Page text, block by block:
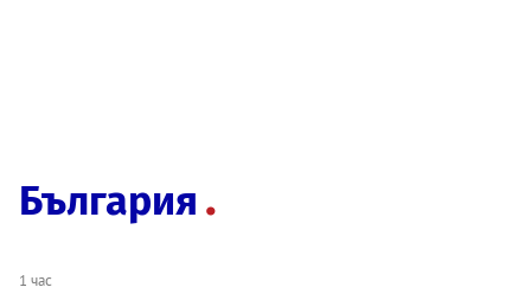
България
1 час